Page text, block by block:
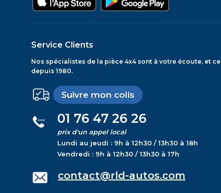
Service Clients
Nos spécialistes de la pièce 4x4 sont à votre écoute, et ce
depuis 1980.
Suivre mon colis
01 76 47 26 26
prix d'un appel local
Lundi au jeudi : 9h à 12h30 / 13h30 à 18h
Vendredi : 9h à 12h30 / 13h30 à 17h
contact@rld-autos.com